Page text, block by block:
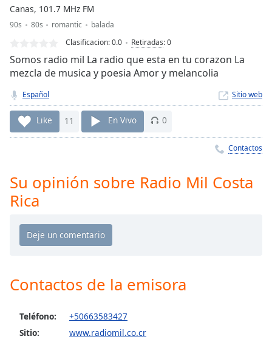
Duration
Loaded:
Stream
TypeLIVE
live,
currently
behind
LIVE
Remaining
Playback
Chapters
Descriptions
off,
selected
Canas, 101.7 MHz FM
90s 80s romantic
balada
Clasificacion:0.0 Retiradas:0
Somos radio mil La radio que esta en tu corazon La
mezcla de musica y poesia Amor y melancolia
Español Sitio web
Like 11 En Vivo 0
Contactos
Su opinión sobre Radio Mil Costa
Rica
Contactos de la emisora
Teléfono:
+50663583427
Sitio:
www.radiomil.co.cr